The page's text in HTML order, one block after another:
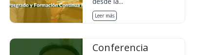
Leer más
Conferencia